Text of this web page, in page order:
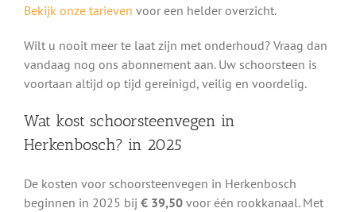
Bekijk onze tarieven voor een helder overzicht.
Wilt u nooit meer te laat zijn met onderhoud? Vraag dan
vandaag nog ons abonnement aan. Uw schoorsteen is
voortaan altijd op tijd gereinigd, veilig en voordelig.
Wat kost schoorsteenvegen in
Herkenbosch? in 2025
De kosten voor schoorsteenvegen in Herkenbosch
beginnen in 2025 bij € 39,50voor één rookkanaal. Met